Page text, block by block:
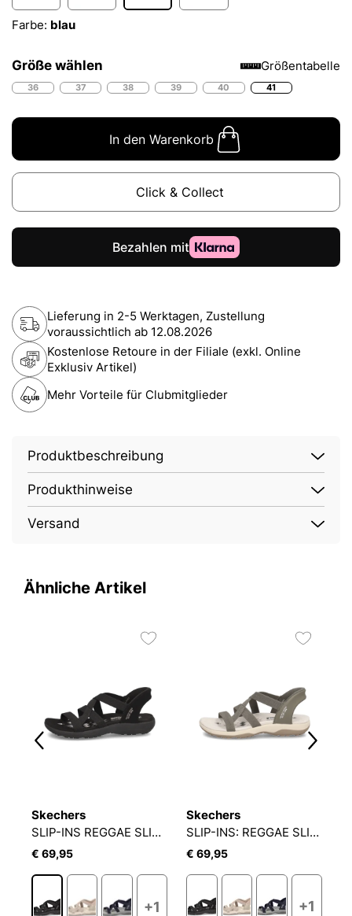
Farbe: blau
Größe wählen Größentabelle
36 37 38 39 40 41
In den Warenkorb
Click & Collect
Lieferung in 2-5 Werktagen, Zustellung
voraussichtlich ab 12.08.2026
Kostenlose Retoure in der Filiale (exkl. Online
Exklusiv Artikel)
Mehr Vorteile für Clubmitglieder
Produktbeschreibung
Produkthinweise
Versand
Ähnliche Artikel
Skechers
SLIP-INS REGGAE SLIM SANDAL
€ 69,95
+1
Skechers
SLIP-INS: REGGAE SLIM - STRETCH
€ 69,95
+1